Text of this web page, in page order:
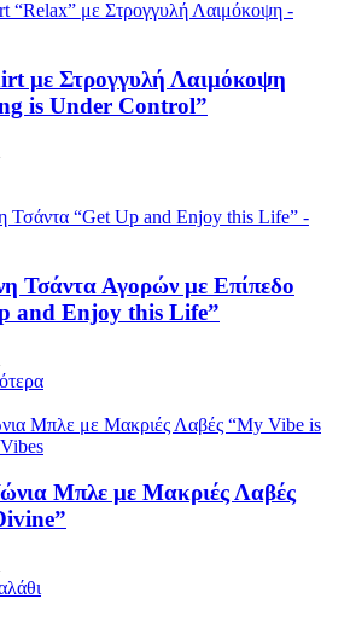
με Στρογγυλή Λαιμόκοψη
is Under Control”
Τσάντα Αγορών με Επίπεδο
and Enjoy this Life”
Μπλε με Μακριές Λαβές